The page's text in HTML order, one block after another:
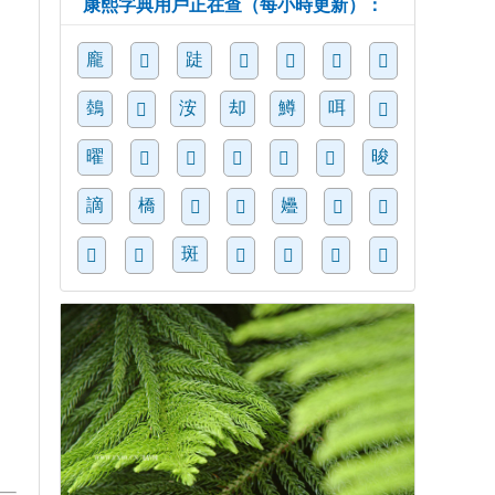
康熙字典用戶正在查（每小時更新）：
龐 𩳅 跿 𥱇 𤘚 𨊾 𧽣
鵱 𧶻 洝 却 鱒 咡 𠽺
曜 𩭿 𢒮 𣩐 𣆋 𢀉 晙
謫 橋 𦢙 𩹇 㜼 𡎕 𢝋
𦛰 𠵬 斑 𦫄 𡭊 𢱮 𩊡